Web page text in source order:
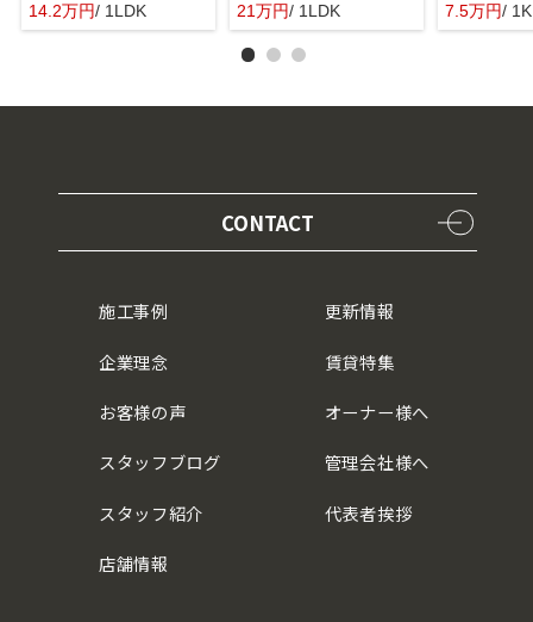
14.2万円/ 1LDK
21万円/ 1LDK
7.5万円/ 1K
CONTACT
施工事例
企業理念
お客様の声
スタッフブログ
スタッフ紹介
店舗情報
更新情報
賃貸特集
オーナー様へ
管理会社様へ
代表者挨拶